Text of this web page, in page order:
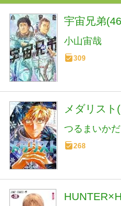
宇宙兄弟
小山宙哉
309
メダリス
つるまいかだ
268